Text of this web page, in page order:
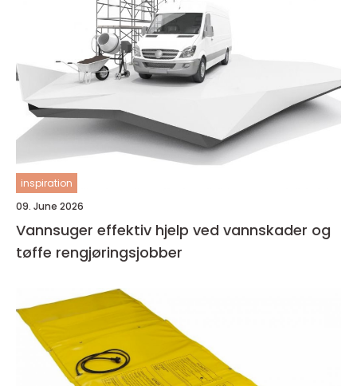
inspiration
09. June 2026
Vannsuger effektiv hjelp ved vannskader og
tøffe rengjøringsjobber